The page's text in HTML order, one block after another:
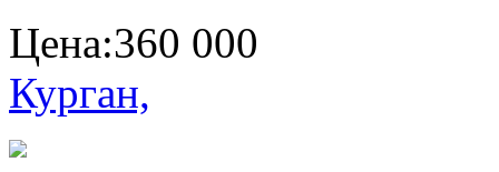
Цена:360 000
Курган,